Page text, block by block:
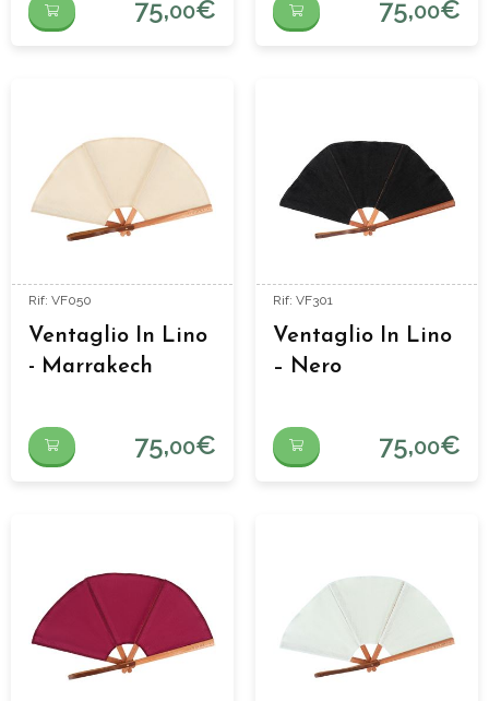
75,00€ 75,00€
Rif: VF050
Ventaglio In Lino
- Marrakech
75,00€
Rif: VF301
Ventaglio In Lino
– Nero
75,00€